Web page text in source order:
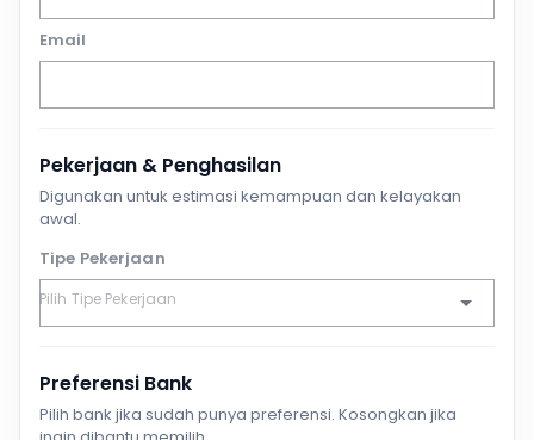
Email
Pekerjaan & Penghasilan
Digunakan untuk estimasi kemampuan dan kelayakan
awal.
Tipe Pekerjaan
Preferensi Bank
Pilih bank jika sudah punya preferensi. Kosongkan jika